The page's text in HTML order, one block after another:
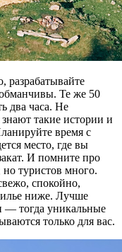
разрабатывайте
Те же 50
два часа. Не
такие истории и
время с
место, где вы
И помните про
но туристов много.
спокойно,
ниже. Лучше
— тогда уникальные
только для вас.